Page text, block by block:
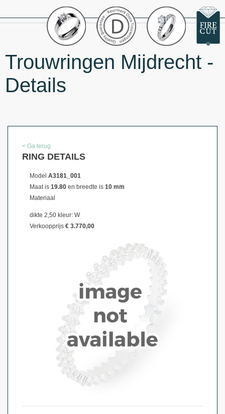
Trouwringen Mijdrecht -
Details
< Ga terug
RING DETAILS
Model A3181_001
Maat is 19.80 en breedte is 10 mm
Materiaal
dikte 2,50 kleur: W
Verkoopprijs € 3.770,00